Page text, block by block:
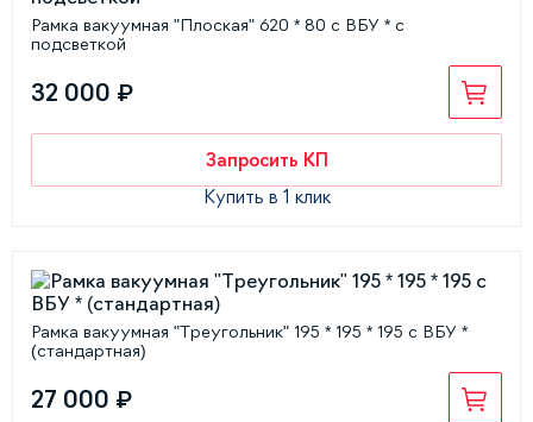
Рамка вакуумная "Плоская" 620 * 80 с ВБУ * с
подсветкой
32 000 ₽
Запросить КП
Купить в 1 клик
Рамка вакуумная "Треугольник" 195 * 195 * 195 с ВБУ *
(стандартная)
27 000 ₽